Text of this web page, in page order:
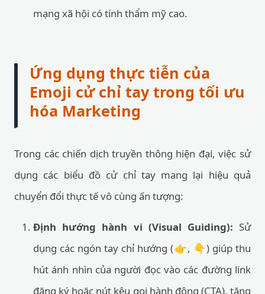
mạng xã hội có tính thẩm mỹ cao.
Ứng dụng thực tiễn của
Emoji cử chỉ tay trong tối ưu
hóa Marketing
Trong các chiến dịch truyền thông hiện đại, việc sử
dụng các biểu đồ cử chỉ tay mang lại hiệu quả
chuyển đổi thực tế vô cùng ấn tượng:
Định hướng hành vi (Visual Guiding): Sử
dụng các ngón tay chỉ hướng (👉, 👇) giúp thu
hút ánh nhìn của người đọc vào các đường link
đăng ký hoặc nút kêu gọi hành động (CTA), tăng